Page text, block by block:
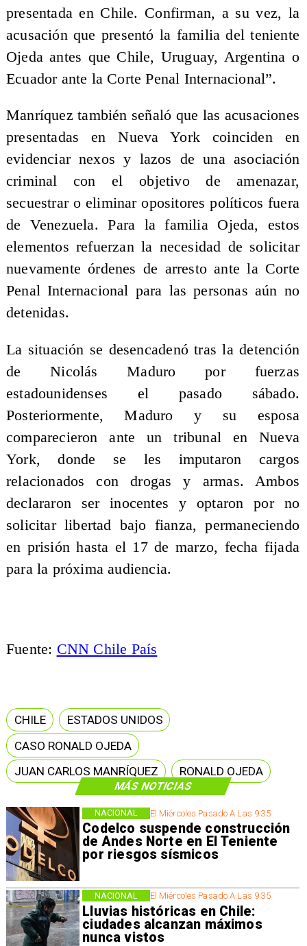
MÁS NOTICIAS
El Miércoles Pasado A Las 9:35
Codelco suspende construcción
de Andes Norte en El Teniente
por riesgos sísmicos
NACIONAL
El Miércoles Pasado A Las 9:35
Lluvias históricas en Chile:
ciudades alcanzan máximos
nunca vistos
NACIONAL
presentada en Chile. Confirman, a su vez, la
acusación que presentó la familia del teniente
Ojeda antes que Chile, Uruguay, Argentina o
Ecuador ante la Corte Penal Internacional”.
Manríquez también señaló que las acusaciones
presentadas en Nueva York coinciden en
evidenciar nexos y lazos de una asociación
criminal con el objetivo de amenazar,
secuestrar o eliminar opositores políticos fuera
de Venezuela. Para la familia Ojeda, estos
elementos refuerzan la necesidad de solicitar
nuevamente órdenes de arresto ante la Corte
Penal Internacional para las personas aún no
detenidas.
La situación se desencadenó tras la detención
de Nicolás Maduro por fuerzas
estadounidenses el pasado sábado.
Posteriormente, Maduro y su esposa
comparecieron ante un tribunal en Nueva
York, donde se les imputaron cargos
relacionados con drogas y armas. Ambos
declararon ser inocentes y optaron por no
solicitar libertad bajo fianza, permaneciendo
en prisión hasta el 17 de marzo, fecha fijada
para la próxima audiencia.
Fuente: CNN Chile País
CHILE
ESTADOS UNIDOS
CASO RONALD OJEDA
JUAN CARLOS MANRÍQUEZ
RONALD OJEDA